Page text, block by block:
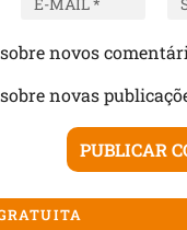
novos
novas